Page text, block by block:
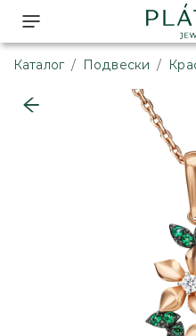
Каталог / Подвески /